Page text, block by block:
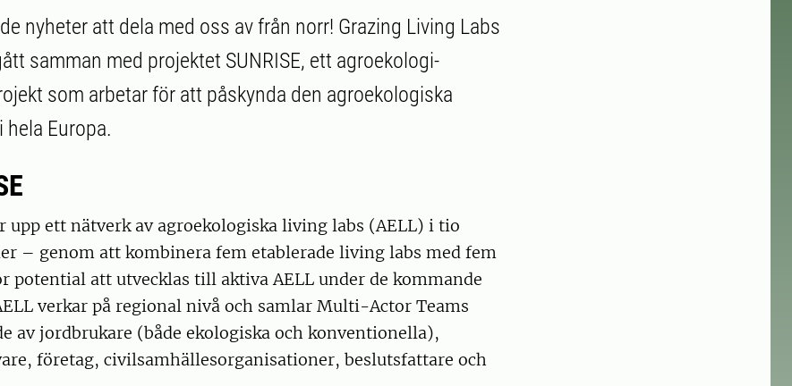
nyheter att dela med oss av från norr! Grazing Living Labs
samman med projektet SUNRISE, ett agroekologi-
som arbetar för att påskynda den agroekologiska
Europa.
upp ett nätverk av agroekologiska living labs (AELL) i tio
– genom att kombinera fem etablerade living labs med fem
potential att utvecklas till aktiva AELL under de kommande
verkar på regional nivå och samlar Multi-Actor Teams
av jordbrukare (både ekologiska och konventionella),
företag, civilsamhällesorganisationer, beslutsfattare och